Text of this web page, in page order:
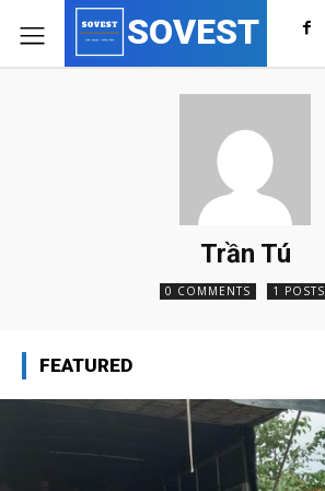
SOVEST
Trần Tú
0 COMMENTS 1 POSTS
FEATURED